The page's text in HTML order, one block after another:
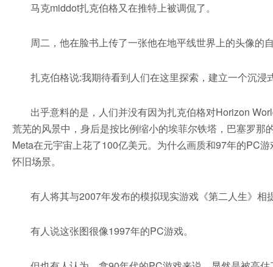
马克middot扎克伯格又在推特上被调侃了。
周二，他在脸书上传了一张他在地平线世界上的头像
扎克伯格说:我期待看到人们在这里探索，建立一个沉
出乎意料的是，人们并没有因为扎克伯格对Horizon
荒芜的风景中，身后是按比例缩小的埃菲尔铁塔，巴塞罗
Meta在元宇宙上花了100亿美元。为什么画质和97年的PC
怀旧场景。
有人将其与2007年发布的模拟现实游戏《第二人生》相
有人说这张图很像1997年的PC游戏。